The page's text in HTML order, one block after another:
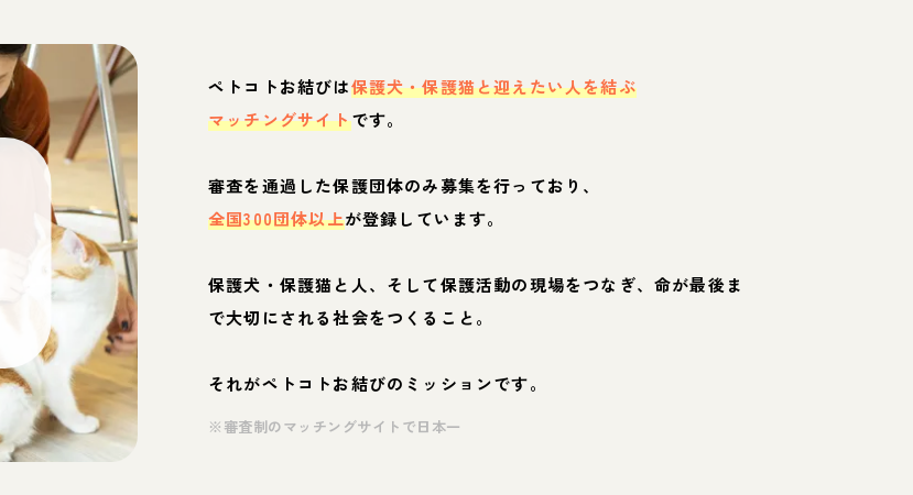
ペトコトお結びは保護犬・保護猫と迎えたい人を結ぶ
マッチングサイトです。
審査を通過した保護団体のみ募集を行っており、
全国300団体以上が登録しています。
保護犬・保護猫と人、そして保護活動の現場をつなぎ、命が最後ま
で大切にされる社会をつくること。
それがペトコトお結びのミッションです。
※審査制のマッチングサイトで日本一